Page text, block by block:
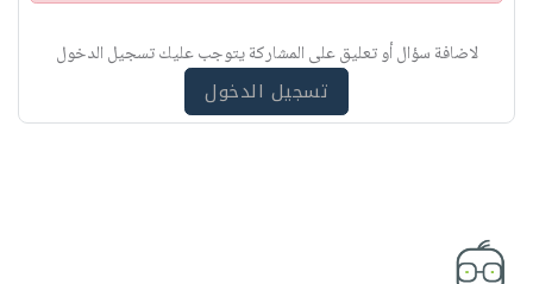
ي
لاضافة سؤال أو تعليق على المشاركة يتوجب عليك تسجيل الدخول
تسجيل الدخول